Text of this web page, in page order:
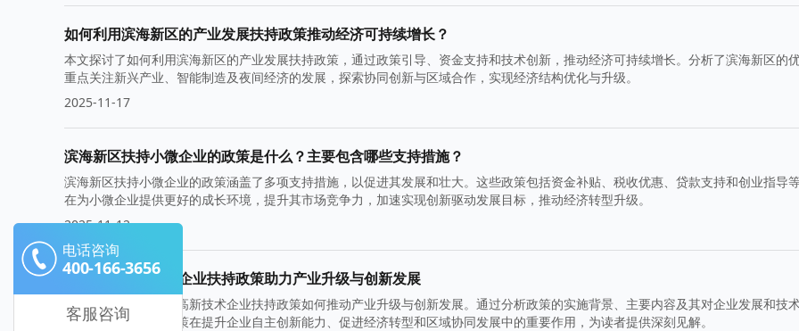
如何利用滨海新区的产业发展扶持政策推动经济可持续增长？
本文探讨了如何利用滨海新区的产业发展扶持政策，通过政策引导、资金支持和技术创新，推动经济可持续增长。分析了滨海新区的优
重点关注新兴产业、智能制造及夜间经济的发展，探索协同创新与区域合作，实现经济结构优化与升级。
2025-11-17
滨海新区扶持小微企业的政策是什么？主要包含哪些支持措施？
滨海新区扶持小微企业的政策涵盖了多项支持措施，以促进其发展和壮大。这些政策包括资金补贴、税收优惠、贷款支持和创业指导
在为小微企业提供更好的成长环境，提升其市场竞争力，加速实现创新驱动发展目标，推动经济转型升级。
2025-11-12
滨海新区高新技术企业扶持政策助力产业升级与创新发展
本文将探讨滨海新区高新技术企业扶持政策如何推动产业升级与创新发展。通过分析政策的实施背景、主要内容及其对企业发展和技
的积极影响，强调政策在提升企业自主创新能力、促进经济转型和区域协同发展中的重要作用，为读者提供深刻见解。
电话咨询
400-166-3656
客服咨询